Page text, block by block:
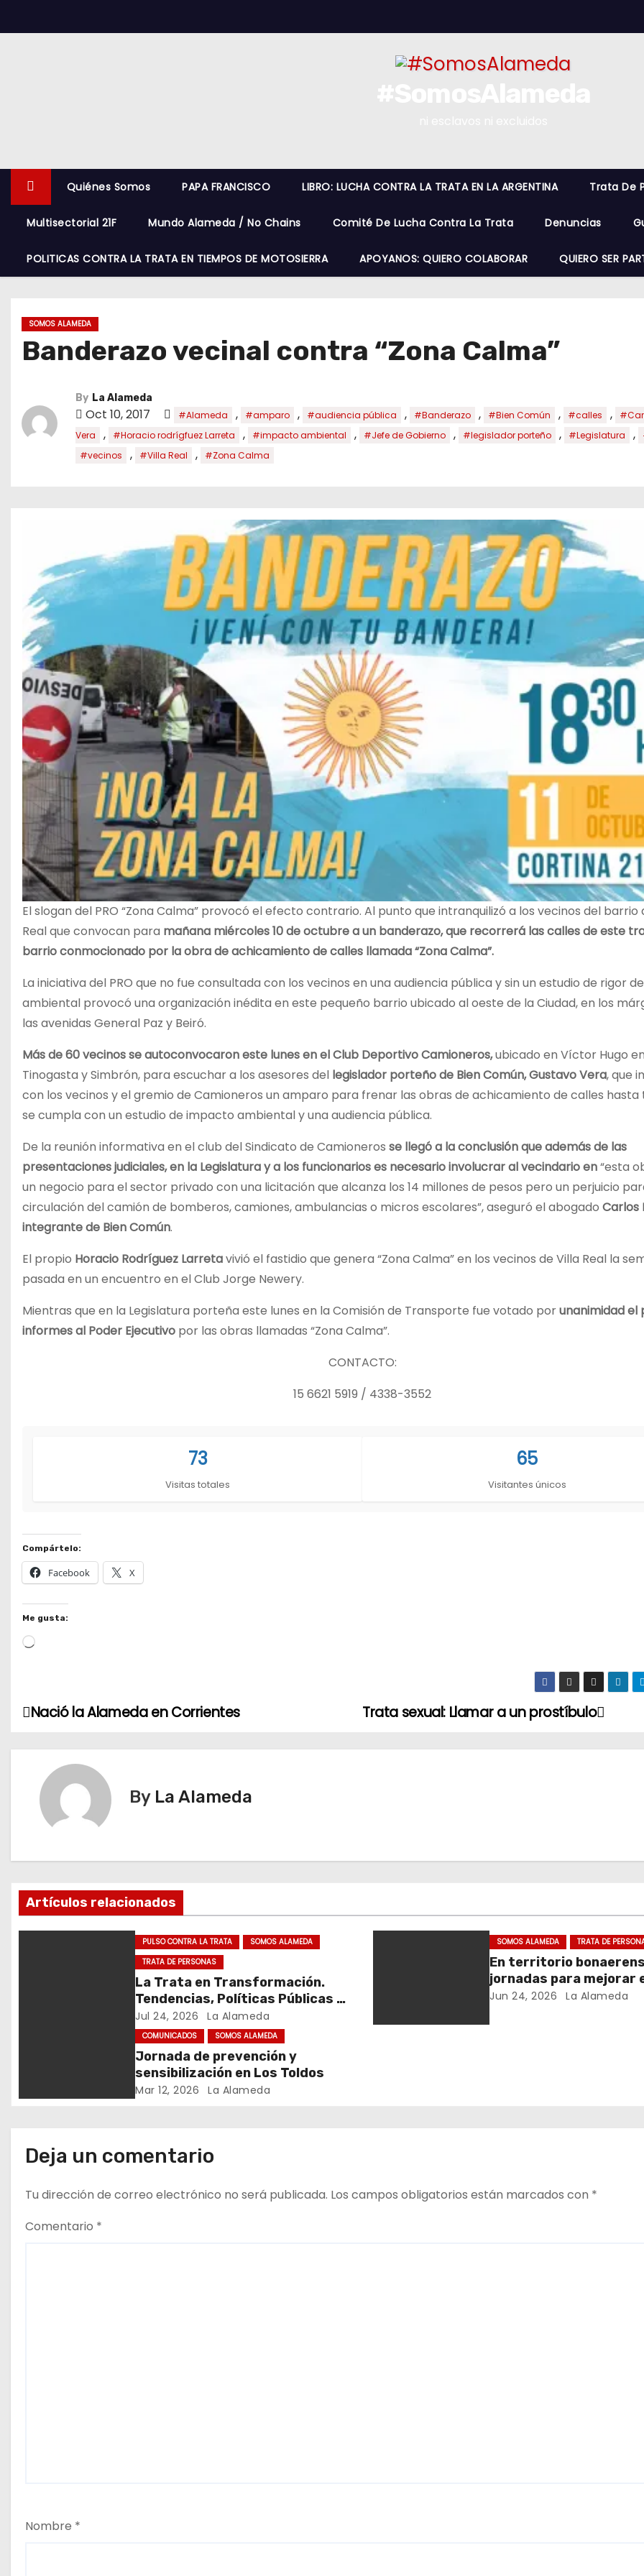
k
n
Quiénes Somos PAPA FRANCISCO LIBRO: LUCHA CONTRA LA TRATA EN LA ARGENTINA Trata De
Multisectorial 21F Mundo Alameda / No Chains Comité De Lucha Contra La Trata Denuncias
POLITICAS CONTRA LA TRATA EN TIEMPOS DE MOTOSIERRA APOYANOS: QUIERO COLABORAR QUIERO SER
SOMOS ALAMEDA
Banderazo vecinal contra “Zona Calma”
By La Alameda
Oct 10, 2017 #Alameda , #amparo , #audiencia pública , #Banderazo , #Bien Común , #calles ,
Vera
, #Horacio rodrígfuez Larreta , #impacto ambiental , #Jefe de Gobierno , #legislador porteño , #Legislatura ,
#vecinos , #Villa Real , #Zona Calma
El slogan del PRO “Zona Calma” provocó el efecto contrario. Al punto que intranquilizó a los vecinos del barrio
Real que convocan para mañana miércoles 10 de octubre a un banderazo, que recorrerá las calles de este
barrio conmocionado por la obra de achicamiento de calles llamada “Zona Calma”.
La iniciativa del PRO que no fue consultada con los vecinos en una audiencia pública y sin un estudio de rigor
ambiental provocó una organización inédita en este pequeño barrio ubicado al oeste de la Ciudad, en los
las avenidas General Paz y Beiró.
Más de 60 vecinos se autoconvocaron este lunes en el Club Deportivo Camioneros,ubicado en Víctor Hugo
Tinogasta y Simbrón, para escuchar a los asesores del legislador porteño de Bien Común, Gustavo Vera, que
con los vecinos y el gremio de Camioneros un amparo para frenar las obras de achicamiento de calles hasta
se cumpla con un estudio de impacto ambiental y una audiencia pública.
De la reunión informativa en el club del Sindicato de Camioneros se llegó a la conclusión que además de las
presentaciones judiciales, en la Legislatura y a los funcionarios es necesario involucrar al vecindario en“esta
un negocio para el sector privado con una licitación que alcanza los 14 millones de pesos pero un perjuicio
circulación del camión de bomberos, camiones, ambulancias o micros escolares”, aseguró el abogado Carlos
integrante de Bien Común.
El propio Horacio Rodríguez Larretavivió el fastidio que genera “Zona Calma” en los vecinos de Villa Real la
pasada en un encuentro en el Club Jorge Newery.
Mientras que en la Legislatura porteña este lunes en la Comisión de Transporte fue votado porunanimidad el
informes al Poder Ejecutivo por las obras llamadas “Zona Calma”.
CONTACTO:
15 6621 5919 / 4338-3552
73
Visitas totales
65
Visitantes únicos
Compártelo:
Facebook X
Me gusta:
L
i
N
a
a
c
i
r
a
d
Trata sexual: Llamar a un prostíbulo
Nació la Alameda en Corrientes
By La Alameda
Artículos relacionados
PULSO CONTRA LA TRATA
SOMOS ALAMEDA
TRATA DE PERSONAS
La Trata en Transformación.
Tendencias, Políticas Públicas y
Nuevos Desafíos. Argentina y el
Mundo – Julio 2026
Jul 24, 2026 La Alameda
SOMOS ALAMEDA TRATA DE
En territorio
jornadas para mejorar
cuidado en comunidad
Jun 24, 2026 La Alameda
COMUNICADOS SOMOS ALAMEDA
Jornada de prevención y
sensibilización en Los Toldos
Mar 12, 2026 La Alameda
Deja un comentario
Tu dirección de correo electrónico no será publicada. Los campos obligatorios están marcados con *
Comentario *
Nombre *